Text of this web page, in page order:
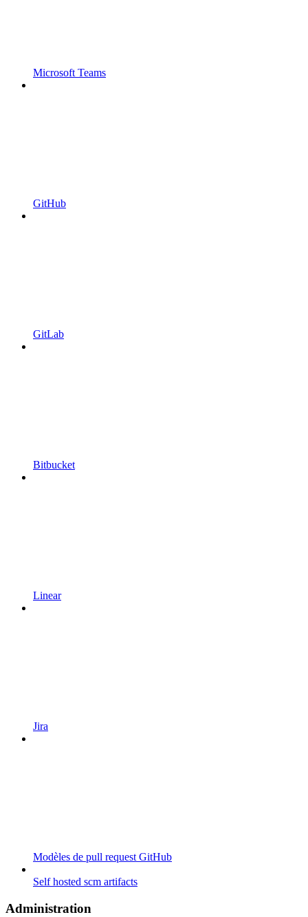
Microsoft Teams
GitHub
GitLab
Bitbucket
Linear
Jira
Modèles de pull request GitHub
Self hosted scm artifacts
Administration